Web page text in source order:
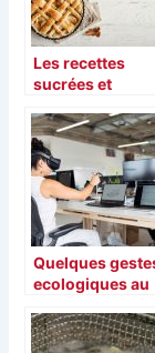
Les recettes
sucrées et
hiver
Quelques
ecologiques au
environnement
plus sain